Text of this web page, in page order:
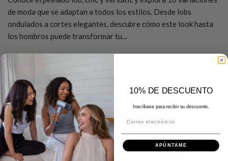
de moda que se adaptan a todos los estilos. Desde lobs
ondulados a cortes elegantes, descubre cómo este look hasta
los hombros puede transformar tu...
10% DE DESCUENTO
Inscríbase para recibir su descuento.
APÚNTAME